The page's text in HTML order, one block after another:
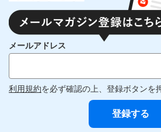
メールアドレス
利用規約を必ず確認の上、登録ボタンを